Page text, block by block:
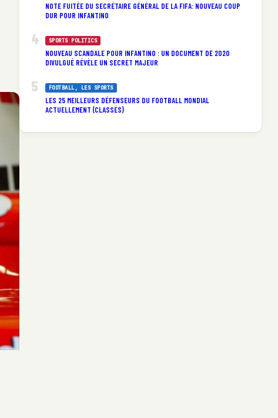
NOTE FUITÉE DU SECRÉTAIRE GÉNÉRAL DE LA FIFA: NOUVEAU COUP
DUR POUR INFANTINO
SPORTS POLITICS
NOUVEAU SCANDALE POUR INFANTINO : UN DOCUMENT DE 2020
DIVULGUÉ RÉVÈLE UN SECRET MAJEUR
FOOTBALL, LES SPORTS
LES 25 MEILLEURS DÉFENSEURS DU FOOTBALL MONDIAL
ACTUELLEMENT (CLASSÉS)